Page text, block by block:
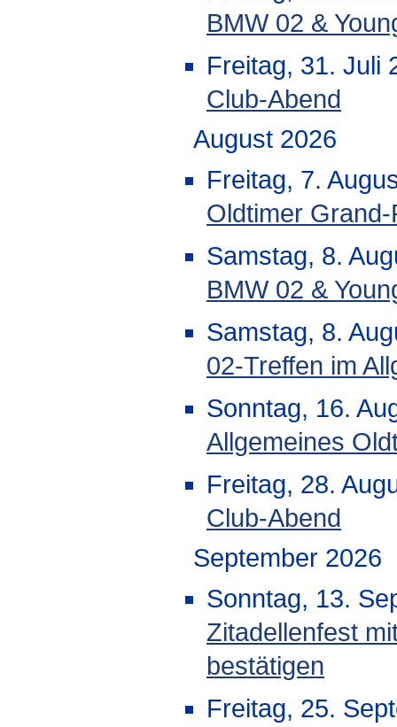
BMW 02 &
Freitag, 31. Juli
Club-Abend
August 2026
Freitag, 7.
Oldtimer
Samstag, 8.
BMW 02 &
Samstag, 8.
02-Treffen im
Sonntag, 16.
Allgemeines
Freitag, 28.
Club-Abend
September 2026
Sonntag, 13.
Zitadellenfest
bestätigen
Freitag, 25.